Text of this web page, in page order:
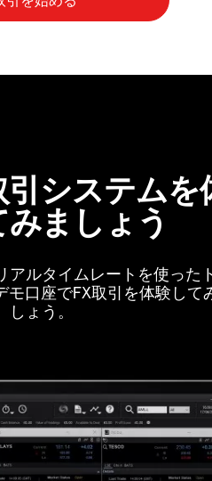
引システムを
ましょう
アルタイムレートを使った
モ口座でFX取引を体験して
しょう。